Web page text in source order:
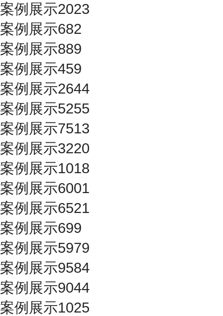
案例展示2023
案例展示682
案例展示889
案例展示459
案例展示2644
案例展示5255
案例展示7513
案例展示3220
案例展示1018
案例展示6001
案例展示6521
案例展示699
案例展示5979
案例展示9584
案例展示9044
案例展示1025